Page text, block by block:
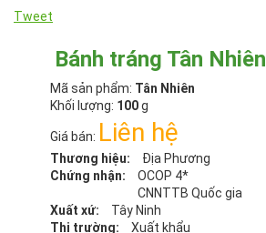
Tweet
Bánh tráng Tân Nhiên
Mã sản phẩm: Tân Nhiên
Khối lượng: 100g
Giá bán: Liên hệ
Thương hiệu:
Địa Phương
Chứng nhận:
OCOP 4*
CNNTTB Quốc gia
Xuất xứ:
Tây Ninh
Thị trường:
Xuất khẩu